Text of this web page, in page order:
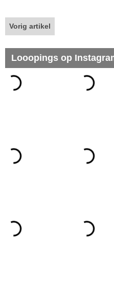
Vorig artikel
Looopings op